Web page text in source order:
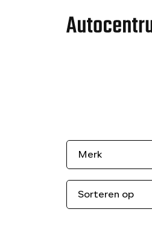
Merk
Sorteren op